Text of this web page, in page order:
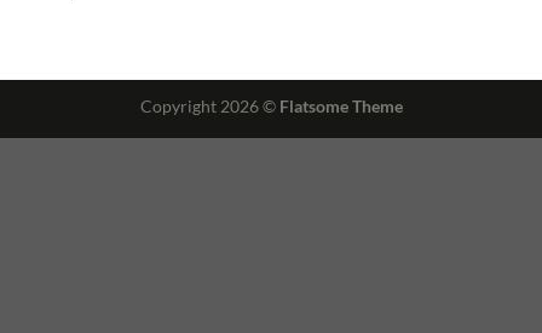
Copyright 2026 © Flatsome Theme